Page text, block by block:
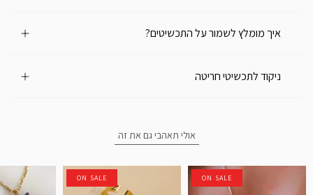
איך מומלץ לשמור על התכשיטים?
ניקוד לתכשיטי חריטה
אולי תאהבי גם את זה
ON SALE
ON SALE